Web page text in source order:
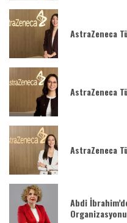
AstraZeneca
AstraZeneca
AstraZeneca
Abdi